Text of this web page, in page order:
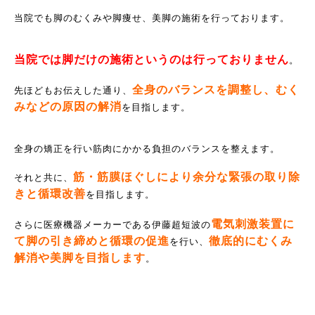
当院でも脚のむくみや脚痩せ、美脚の施術を行っております。
当院では脚だけの施術というのは行っておりません。
先ほどもお伝えした通り、 全身のバランスを調整し、むく
みなどの原因の解消を目指します。
全身の矯正を行い筋肉にかかる負担のバランスを整えます。
それと共に、 筋・筋膜ほぐしにより余分な緊張の取り除
きと循環改善を目指します。
さらに医療機器メーカーである伊藤超短波の電気刺激装置に
て脚の引き締めと循環の促進 を行い、 徹底的にむくみ
解消や美脚を目指します。